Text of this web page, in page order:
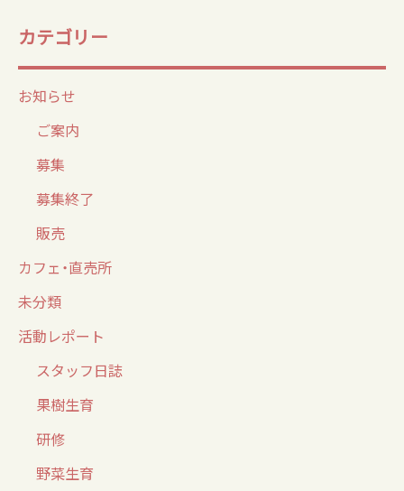
カテゴリー
お知らせ
ご案内
募集
募集終了
販売
カフェ・直売所
未分類
活動レポート
スタッフ日誌
果樹生育
研修
野菜生育